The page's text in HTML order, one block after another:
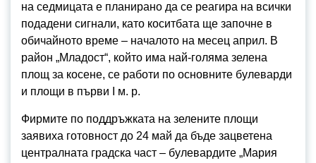
на седмицата е планирано да се реагира на всички
подадени сигнали, като коситбата ще започне в
обичайното време – началото на месец април. В
район „Младост“, който има най-голяма зелена
площ за косене, се работи по основните булеварди
и площи в първи I м. р.
Фирмите по поддръжката на зелените площи
заявиха готовност до 24 май да бъде зацветена
централната градска част – булевардите „Мария